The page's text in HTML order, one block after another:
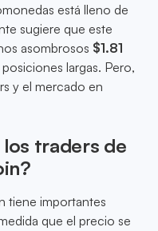
está lleno de
sugiere que este
asombrosos $1.81
largas. Pero,
y el mercado en
traders de
tiene importantes
que el precio se